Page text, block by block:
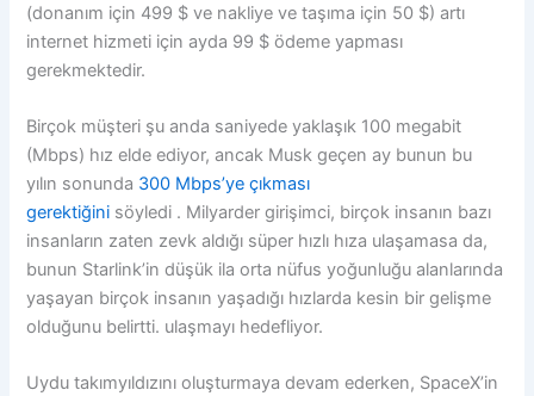
(donanım için 499 $ ve nakliye ve taşıma için 50 $) artı
internet hizmeti için ayda 99 $ ödeme yapması
gerekmektedir.
Birçok müşteri şu anda saniyede yaklaşık 100 megabit
(Mbps) hız elde ediyor, ancak Musk geçen ay bunun bu
yılın sonunda 300 Mbps’ye çıkması
gerektiğini söyledi . Milyarder girişimci, birçok insanın bazı
insanların zaten zevk aldığı süper hızlı hıza ulaşamasa da,
bunun Starlink’in düşük ila orta nüfus yoğunluğu alanlarında
yaşayan birçok insanın yaşadığı hızlarda kesin bir gelişme
olduğunu belirtti. ulaşmayı hedefliyor.
Uydu takımyıldızını oluşturmaya devam ederken, SpaceX’in